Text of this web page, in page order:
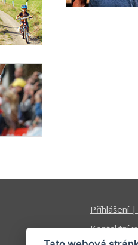
Příhlášení
Kontaktní